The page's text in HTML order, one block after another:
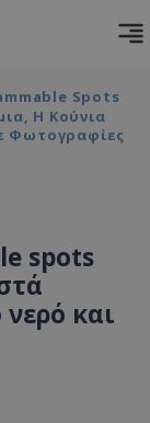
Spots
Η Κούνια
Φωτογραφίες
spots
και